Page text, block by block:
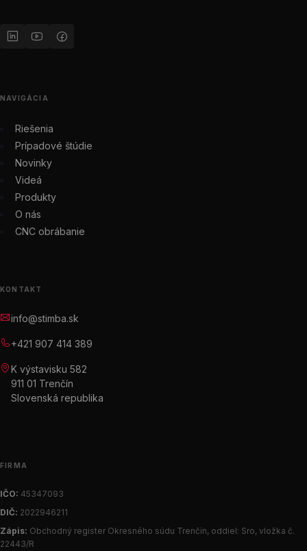
NAVIGÁCIA
Riešenia
Prípadové štúdie
Novinky
Videá
Produkty
O nás
CNC obrábanie
KONTAKT
info@stimba.sk
+421 907 414 389
K výstavisku 582
911 01 Trenčín
Slovenská republika
FIRMA
IČO: 45347093
DIČ: 2022946211
Zápis: Obchodný register Okresného súdu Trenčín, oddiel: Sro, vložka č.
22443/R